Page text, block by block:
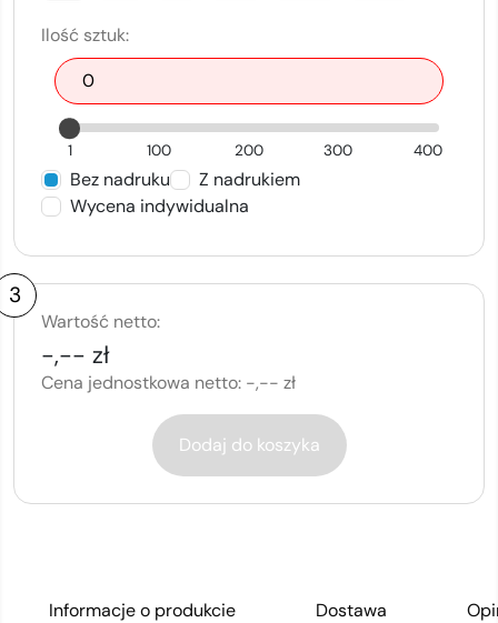
Ilość sztuk:
1 100 200 300 400
Bez nadruku
Z nadrukiem
Wycena indywidualna
3
Wartość netto:
-,-- zł
Cena jednostkowa netto: -,-- zł
Dodaj do koszyka
Informacje o produkcie Dostawa